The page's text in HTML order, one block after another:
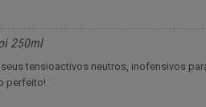
250ml
tensioactivos neutros, inofensivos
perfeito!